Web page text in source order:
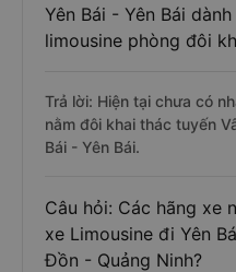
Yên Bái - Yên Bái
limousine phòng đôi
Trả lời: Hiện tại chưa có
nằm đôi khai thác tuyến
Bái - Yên Bái.
Câu hỏi: Các hãng xe
xe Limousine đi Yên
Đồn - Quảng Ninh?